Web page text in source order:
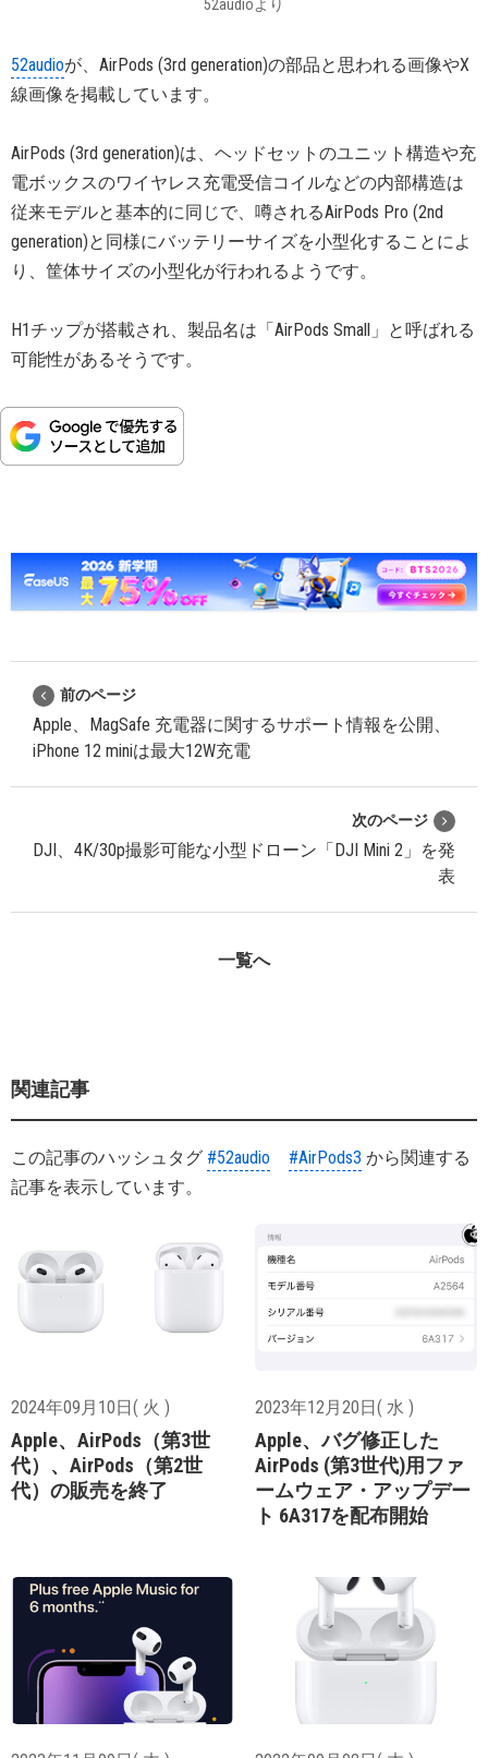
52audioより
52audioが、AirPods (3rd generation)の部品と思われる画像やX
線画像を掲載しています。
AirPods (3rd generation)は、ヘッドセットのユニット構造や充
電ボックスのワイヤレス充電受信コイルなどの内部構造は
従来モデルと基本的に同じで、噂されるAirPods Pro (2nd
generation)と同様にバッテリーサイズを小型化することによ
り、筐体サイズの小型化が行われるようです。
H1チップが搭載され、製品名は「AirPods Small」と呼ばれる
可能性があるそうです。
前のページ
Apple、MagSafe 充電器に関するサポート情報を公開、
iPhone 12 miniは最大12W充電
次のページ
DJI、4K/30p撮影可能な小型ドローン「DJI Mini 2」を発
表
一覧へ
関連記事
この記事のハッシュタグ #52audio #AirPods3 から関連する
記事を表示しています。
2024年09月10日( 火 )
Apple、AirPods（第3世
代）、AirPods（第2世
代）の販売を終了
2023年12月20日( 水 )
Apple、バグ修正した
AirPods (第3世代)用ファ
ームウェア・アップデー
ト 6A317を配布開始